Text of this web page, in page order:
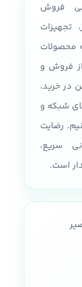
فروش
تجهیزات
محصولات
از فروش و
در خرید،
شبکه و
رضایت
سریع،
است.